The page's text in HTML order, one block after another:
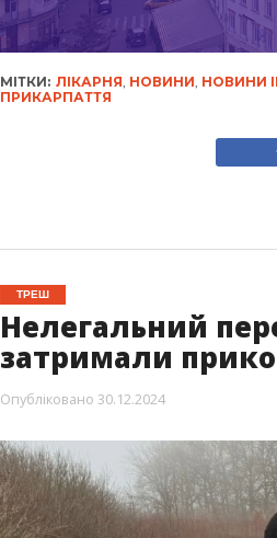
МІТКИ: ЛІКАРНЯ, НОВИНИ, НОВИНИ
ПРИКАРПАТТЯ
ТРЕШ
Нелегальний
затримали
Опубліковано 30.12.2024